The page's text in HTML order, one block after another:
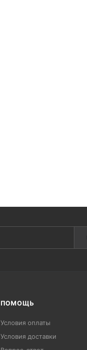
ПОМОЩЬ
Условия оплаты
Условия доставки